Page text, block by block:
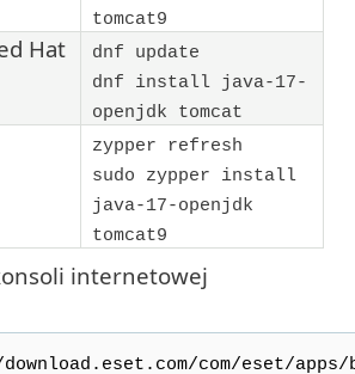
tomcat9
Hat
dnf update
dnf install java-17-
openjdk tomcat
zypper refresh
sudo zypper install
java-17-openjdk
tomcat9
internetowej
com/eset/